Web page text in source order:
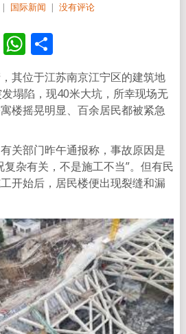
| 国际新闻 | 没有评论
WhatsApp
分
享
其位于江苏南京江宁区的建筑地
塌陷，现40米大坑，所幸现场无
楼摇晃明显、百余居民都被紧急
关部门昨午通报称，事故原因是
杂有关，不是施工不当”。但有民
开始后，居民楼便出现裂缝和漏